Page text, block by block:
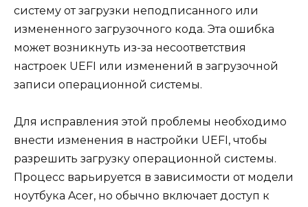
систему от загрузки неподписанного или
измененного загрузочного кода. Эта ошибка
может возникнуть из-за несоответствия
настроек UEFI или изменений в загрузочной
записи операционной системы.
Для исправления этой проблемы необходимо
внести изменения в настройки UEFI, чтобы
разрешить загрузку операционной системы.
Процесс варьируется в зависимости от модели
ноутбука Acer, но обычно включает доступ к